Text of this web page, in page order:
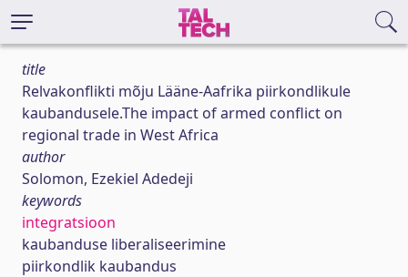
title
Relvakonflikti mõju Lääne-Aafrika piirkondlikule
kaubandusele.The impact of armed conflict on
regional trade in West Africa
author
Solomon, Ezekiel Adedeji
keywords
integratsioon
kaubanduse liberaliseerimine
piirkondlik kaubandus